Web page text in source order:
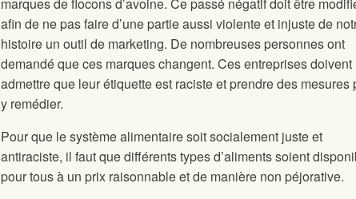
marques de flocons d’avoine. Ce passé négatif doit être
afin de ne pas faire d’une partie aussi violente et injuste de
histoire un outil de marketing. De nombreuses personnes ont
demandé que ces marques changent. Ces entreprises doivent
admettre que leur étiquette est raciste et prendre des mesures
y remédier.
Pour que le système alimentaire soit socialement juste et
antiraciste, il faut que différents types d’aliments soient
pour tous à un prix raisonnable et de manière non péjorative.